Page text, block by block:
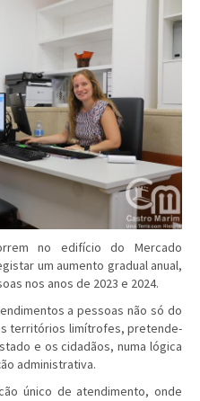
no edifício do Mercado
um aumento gradual anual,
nos anos de 2023 e 2024.
a pessoas não só do
territórios limítrofes, pretende-
e os cidadãos, numa lógica
administrativa.
único de atendimento, onde